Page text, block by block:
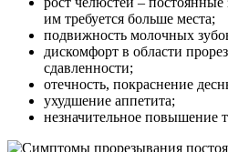
им требуется больше места;
подвижность молочных
дискомфорт в области
сдавленности;
отечность, покраснение
ухудшение аппетита;
незначительное повышение